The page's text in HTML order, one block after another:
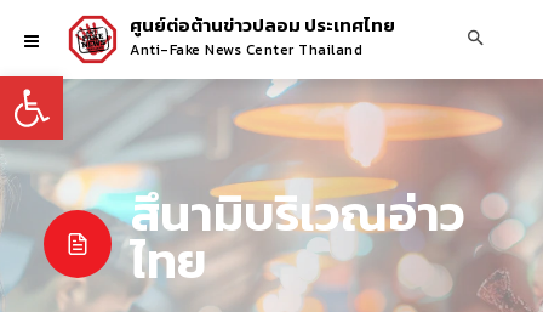
Open toolbar
ศูนย์ต่อต้านข่าวปลอม ประเทศไทย
Anti-Fake News Center Thailand
สึนามิบริเวณอ่าว
ไทย